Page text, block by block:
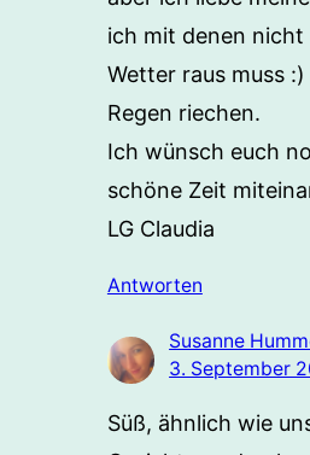
ich mit denen nicht
Wetter raus muss
Regen riechen.
Ich wünsch euch
schöne Zeit
LG Claudia
Antworten
Susanne
3. September
Süß, ähnlich wie